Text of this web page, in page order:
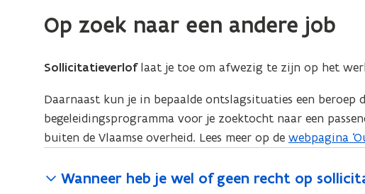
e
u
v
t
r
Op zoek naar een andere job
Sollicitatieverloflaat je toe om afwezig te zijn op het
Daarnaast kun je in bepaalde ontslagsituaties een beroep
begeleidingsprogramma voor je zoektocht naar een
buiten de Vlaamse overheid. Lees meer op de webpagina
Wanneer heb je wel of geen recht op